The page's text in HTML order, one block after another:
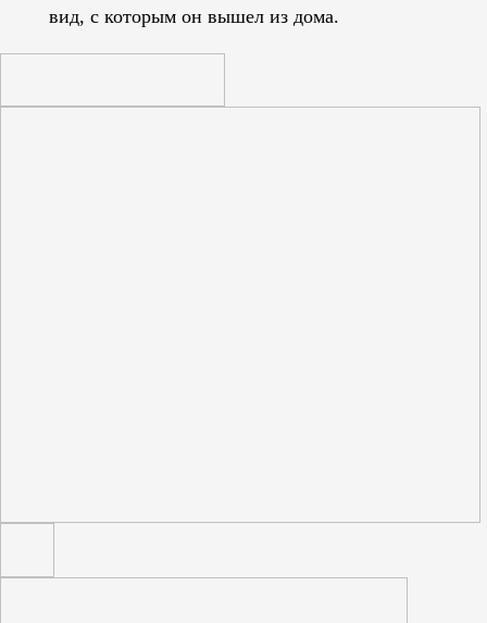
вид, с которым он вышел из дома.